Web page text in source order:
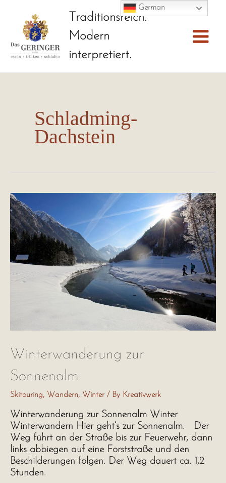
content
Traditionsreich.
Modern
interpretiert.
Main
Schladming-
Dachstein
Winterwanderung zur
Sonnenalm
Skitouring, Wandern, Winter / By Kreativwerk
Winterwanderung zur Sonnenalm Winter
Winterwandern Hier geht’s zur Sonnenalm. Der
Weg führt an der Straße bis zur Feuerwehr, dann
links abbiegen auf eine Forststraße und den
Beschilderungen folgen. Der Weg dauert ca. 1,2
Stunden.
German